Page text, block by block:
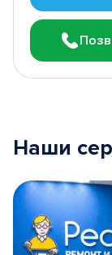
Наши